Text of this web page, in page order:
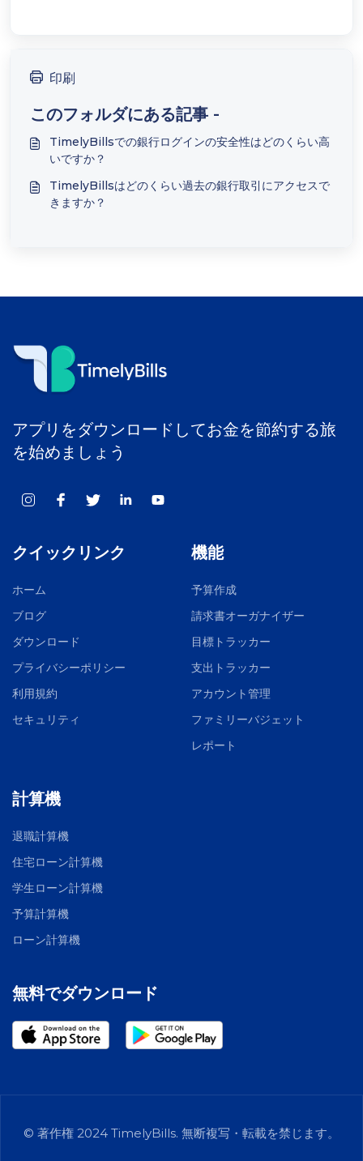
印刷
このフォルダにある記事 -
TimelyBillsでの銀行ログインの安全性はどのくらい高
いですか？
TimelyBillsはどのくらい過去の銀行取引にアクセスで
きますか？
アプリをダウンロードしてお金を節約する旅
を始めましょう
クイックリンク
ホーム
ブログ
ダウンロード
プライバシーポリシー
利用規約
セキュリティ
機能
予算作成
請求書オーガナイザー
目標トラッカー
支出トラッカー
アカウント管理
ファミリーバジェット
レポート
計算機
退職計算機
住宅ローン計算機
学生ローン計算機
予算計算機
ローン計算機
無料でダウンロード
© 著作権 2024 TimelyBills. 無断複写・転載を禁じます。